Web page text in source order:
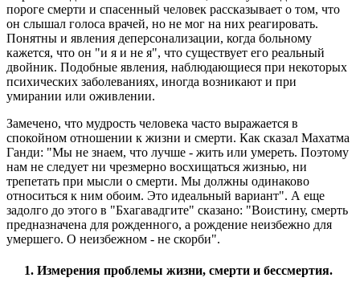
пороге смерти и спасенный человек рассказывает о том, что
он слышал голоса врачей, но не мог на них реагировать.
Понятны и явления деперсонализации, когда больному
кажется, что он "и я и не я", что существует его реальный
двойник. Подобные явления, наблюдающиеся при некоторых
психических заболеваниях, иногда возникают и при
умирании или оживлении.
Замечено, что мудрость человека часто выражается в
спокойном отношении к жизни и смерти. Как сказал Махатма
Ганди: "Мы не знаем, что лучше - жить или умереть. Поэтому
нам не следует ни чрезмерно восхищаться жизнью, ни
трепетать при мысли о смерти. Мы должны одинаково
относиться к ним обоим. Это идеальный вариант". А еще
задолго до этого в "Бхагавадгите" сказано: "Воистину, смерть
предназначена для рожденного, а рождение неизбежно для
умершего. О неизбежном - не скорби".
1. Измерения проблемы жизни, смерти и бессмертия.